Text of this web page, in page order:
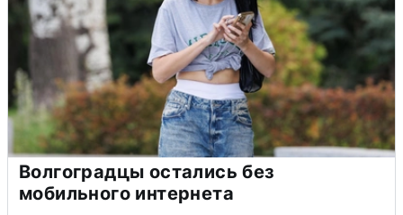
Волгоградцы остались без
мобильного интернета